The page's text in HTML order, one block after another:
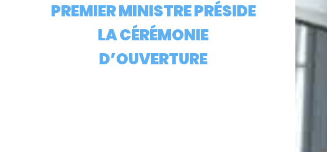
PREMIER MINISTRE PRÉSIDE
LA CÉRÉMONIE
D’OUVERTURE